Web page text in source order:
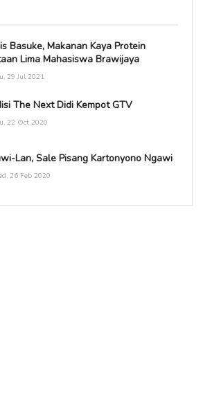
Basuke, Makanan Kaya Protein
Lima Mahasiswa Brawijaya
29 Jul 2021
The Next Didi Kempot GTV
22 Oct 2020
Lan, Sale Pisang Kartonyono Ngawi
26 Feb 2020